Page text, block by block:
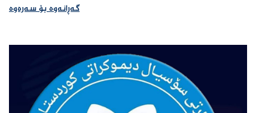
گەڕانەوە بۆ سەرەوە